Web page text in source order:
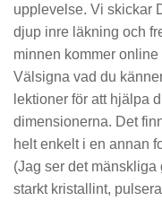
upplevelse. Vi skickar
djup inre läkning och
minnen kommer
Välsigna vad du
lektioner för att hjälpa
dimensionerna. Det
helt enkelt i en annan
(Jag ser det
starkt kristallint,